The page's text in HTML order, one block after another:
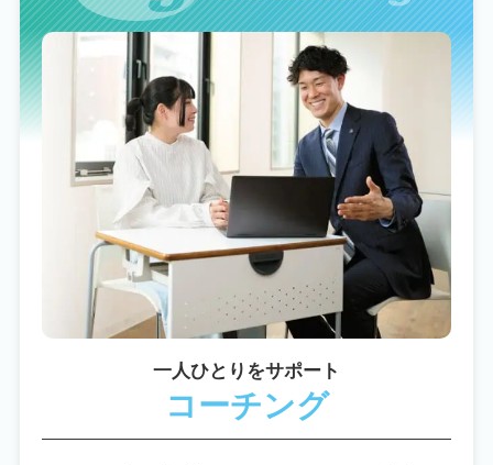
一人ひとりをサポート
コーチング